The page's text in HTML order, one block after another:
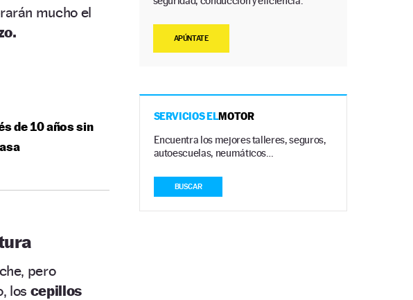
mucho el
de 10 años sin
pero
los cepillos
APÚNTATE
SERVICIOS ELMOTOR
Encuentra los mejores talleres, seguros,
autoescuelas, neumáticos…
BUSCAR